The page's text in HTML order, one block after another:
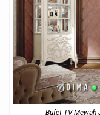
Bufet TV Mewah